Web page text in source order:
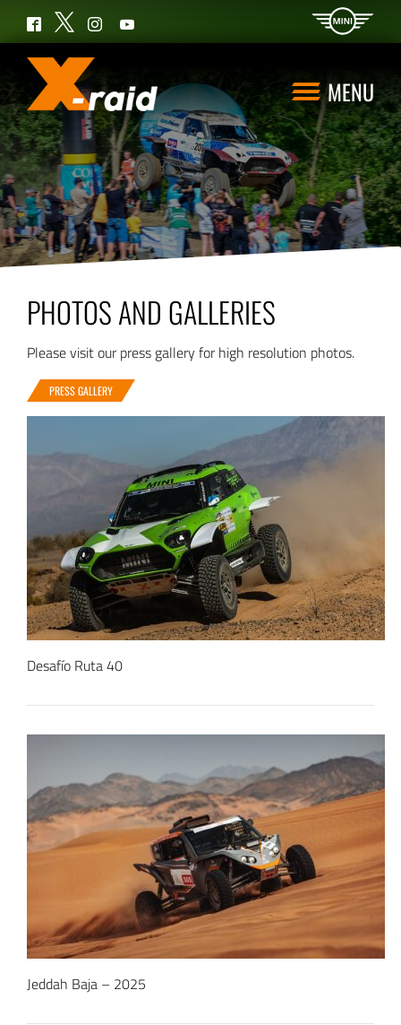
MENU
PHOTOS AND GALLERIES
Please visit our press gallery for high resolution photos.
PRESS GALLERY
Desafío Ruta 40
Jeddah Baja – 2025
Facebook
Twitter InstagramYouTube